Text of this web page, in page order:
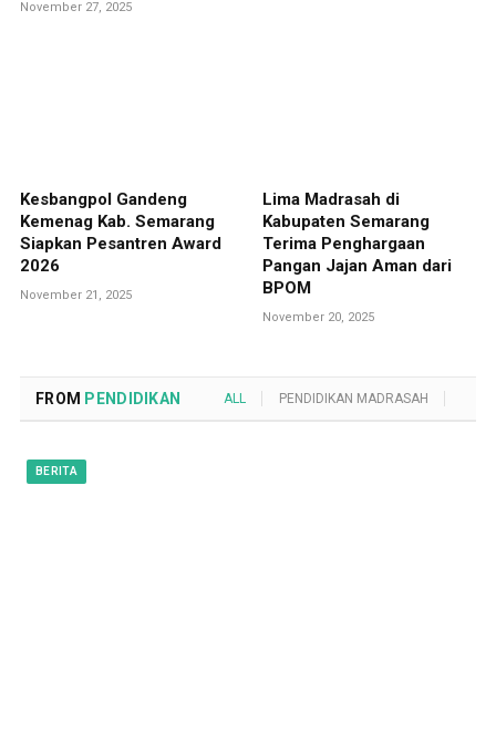
November 27, 2025
Kesbangpol Gandeng
Kemenag Kab. Semarang
Siapkan Pesantren Award
2026
November 21, 2025
Lima Madrasah di
Kabupaten Semarang
Terima Penghargaan
Pangan Jajan Aman dari
BPOM
November 20, 2025
FROM PENDIDIKAN ALL PENDIDIKAN MADRASAH
BERITA